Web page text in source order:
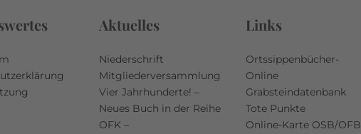
Aktuelles
Niederschrift
Mitgliederversammlung
Vier Jahrhunderte! –
Neues Buch in der Reihe
OFK –
Links
Ortssippenbücher-
Online
Grabsteindatenbank
Tote Punkte
Online-Karte OSB/OFB